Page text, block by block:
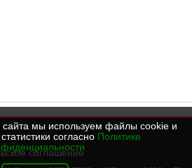
соглашение
мы используем файлы cookie и
согласно Политике